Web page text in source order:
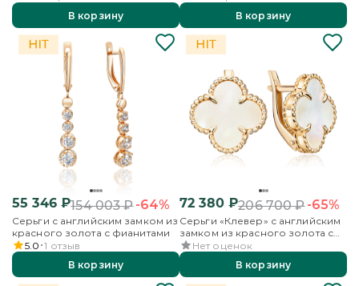
В корзину
В корзину
55 346₽154 003₽-64%
Серьги с английским замком из
красного золота с фианитами
5.0 1 отзыв
В корзину
72 380₽206 700₽-65%
Серьги «Клевер» с английским
замком из красного золота с
перламутром
Нет оценок
В корзину